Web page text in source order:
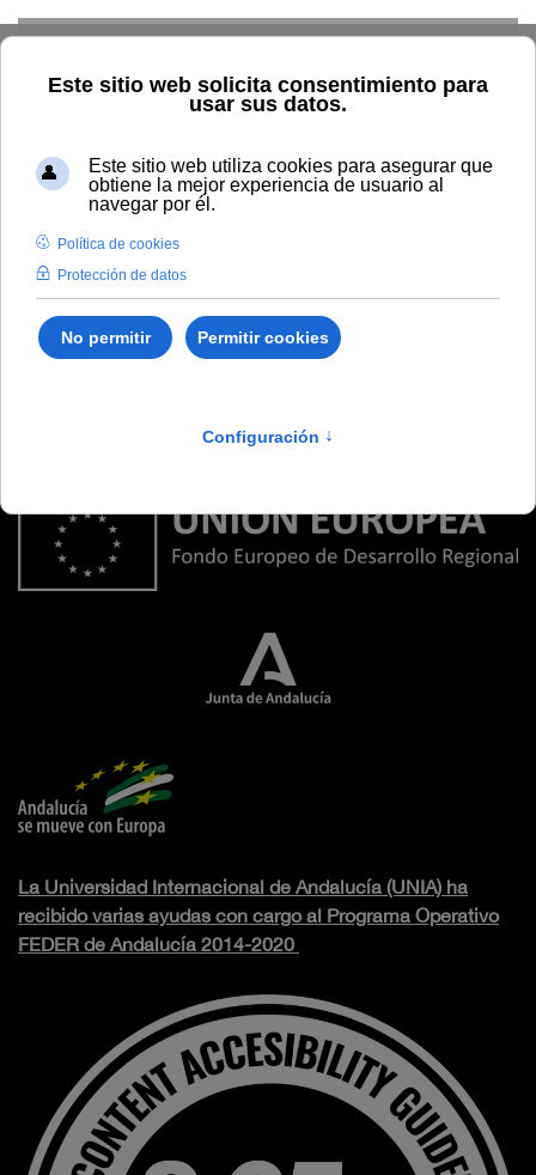
No template selected
La Universidad Internacional de Andalucía (UNIA) ha
recibido varias ayudas con cargo al Programa Operativo
FEDER de Andalucía 2014-2020